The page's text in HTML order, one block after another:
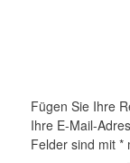
Fügen Sie Ihre
Ihre E-Mail-
Felder sind mit *